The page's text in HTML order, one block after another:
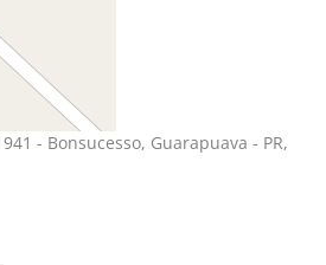
- Bonsucesso, Guarapuava - PR,